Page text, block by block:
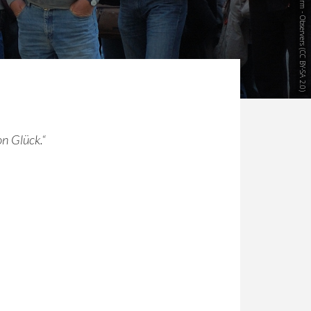
(
CC BY-SA 2.0
)
Glück.“